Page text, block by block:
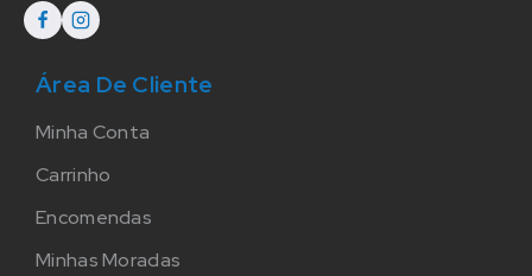
Área De Cliente
Minha Conta
Carrinho
Encomendas
Minhas Moradas